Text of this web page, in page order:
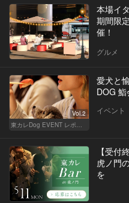
本場イ
期間限
催！
グルメ
Vol.2
東カレDog EVENT レポート
愛犬と
DOG 鮨
イベント
【受付
虎ノ門
を